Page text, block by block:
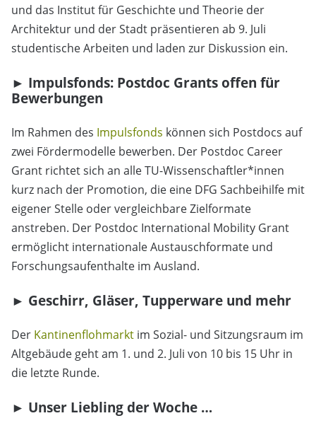
und das Institut für Geschichte und Theorie der
Architektur und der Stadt präsentieren ab 9. Juli
studentische Arbeiten und laden zur Diskussion ein.
► Impulsfonds: Postdoc Grants offen für
Bewerbungen
Im Rahmen des Impulsfonds können sich Postdocs auf
zwei Fördermodelle bewerben. Der Postdoc Career
Grant richtet sich an alle TU-Wissenschaftler*innen
kurz nach der Promotion, die eine DFG Sachbeihilfe mit
eigener Stelle oder vergleichbare Zielformate
anstreben. Der Postdoc International Mobility Grant
ermöglicht internationale Austauschformate und
Forschungsaufenthalte im Ausland.
► Geschirr, Gläser, Tupperware und mehr
Der Kantinenflohmarkt im Sozial- und Sitzungsraum im
Altgebäude geht am 1. und 2. Juli von 10 bis 15 Uhr in
die letzte Runde.
► Unser Liebling der Woche …